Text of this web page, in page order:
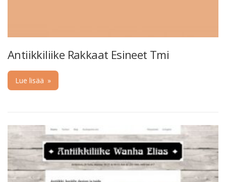
Antiikkiliike Rakkaat Esineet Tmi
Lue lisää »